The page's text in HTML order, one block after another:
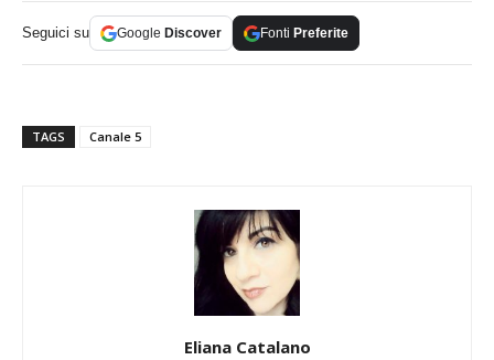
Seguici su Google Discover Fonti Preferite
TAGS Canale 5
Eliana Catalano